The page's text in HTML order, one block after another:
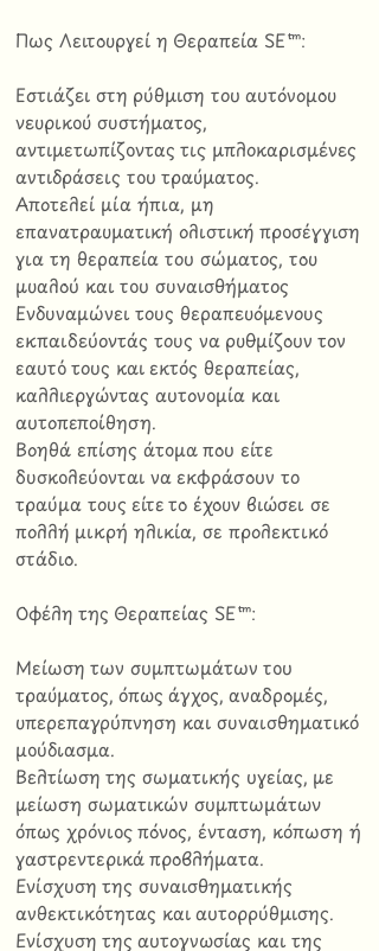
Πως Λειτουργεί η Θεραπεία SE™:
Εστιάζει στη ρύθμιση του αυτόνομου
νευρικού συστήματος,
αντιμετωπίζοντας τις μπλοκαρισμένες
αντιδράσεις του τραύματος.
Αποτελεί μία ήπια, μη
επανατραυματική ολιστική προσέγγιση
για τη θεραπεία του σώματος, του
μυαλού και του συναισθήματος
Ενδυναμώνει τους θεραπευόμενους
εκπαιδεύοντάς τους να ρυθμίζουν τον
εαυτό τους και εκτός θεραπείας,
καλλιεργώντας αυτονομία και
αυτοπεποίθηση.
Βοηθά επίσης άτομα που είτε
δυσκολεύονται να εκφράσουν το
τραύμα τους είτε το έχουν βιώσει σε
πολλή μικρή ηλικία, σε προλεκτικό
στάδιο.
Οφέλη της Θεραπείας SE™:
Μείωση των συμπτωμάτων του
τραύματος, όπως άγχος, αναδρομές,
υπερεπαγρύπνηση και συναισθηματικό
μούδιασμα.
Βελτίωση της σωματικής υγείας, με
μείωση σωματικών συμπτωμάτων
όπως χρόνιος πόνος, ένταση, κόπωση ή
γαστρεντερικά προβλήματα.
Ενίσχυση της συναισθηματικής
ανθεκτικότητας και αυτορρύθμισης.
Ενίσχυση της αυτογνωσίας και της